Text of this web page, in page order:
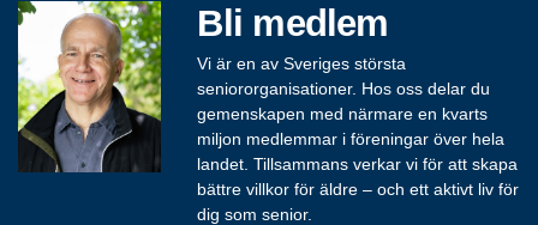
Bli medlem
Vi är en av Sveriges största
seniororganisationer. Hos oss delar du
gemenskapen med närmare en kvarts
miljon medlemmar i föreningar över hela
landet. Tillsammans verkar vi för att skapa
bättre villkor för äldre – och ett aktivt liv för
dig som senior.